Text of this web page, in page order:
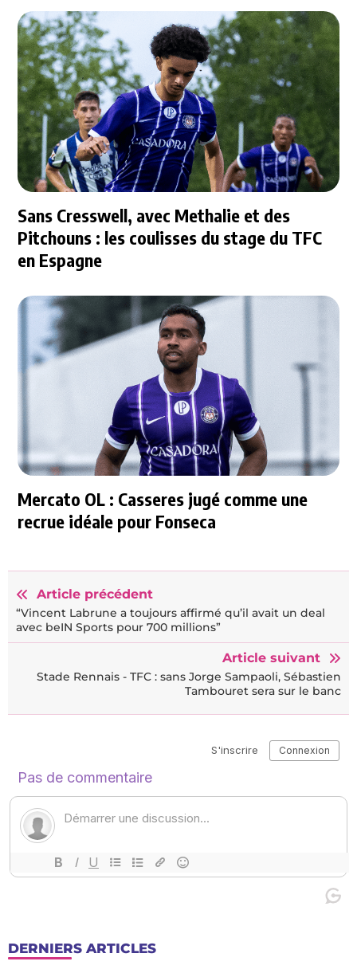
Sans Cresswell, avec Methalie et des
Pitchouns : les coulisses du stage du TFC
en Espagne
Mercato OL : Casseres jugé comme une
recrue idéale pour Fonseca
Article précédent
“Vincent Labrune a toujours affirmé qu’il avait un deal
avec beIN Sports pour 700 millions”
Article suivant
Stade Rennais - TFC : sans Jorge Sampaoli, Sébastien
Tambouret sera sur le banc
DERNIERS ARTICLES